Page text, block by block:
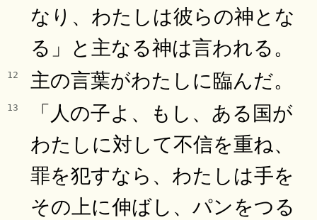
なり、わたしは彼らの神とな
る」と主なる神は言われる。
12 主の言葉がわたしに臨んだ。
13
「人の子よ、もし、ある国が
わたしに対して不信を重ね、
罪を犯すなら、わたしは手を
その上に伸ばし、パンをつる